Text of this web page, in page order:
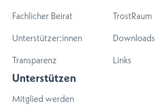
Fachlicher Beirat
Unterstützer:innen
Transparenz
TrostRaum
Downloads
Links
Unterstützen
Mitglied werden